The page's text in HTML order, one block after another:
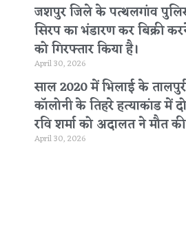
जशपुर जिले के पत्थलगांव
सिरप का भंडारण कर बिक्री
को गिरफ्तार किया है।
April 30, 2026
साल 2020 में भिलाई के
कॉलोनी के तिहरे हत्याकांड में
रवि शर्मा को अदालत ने मौत
April 30, 2026